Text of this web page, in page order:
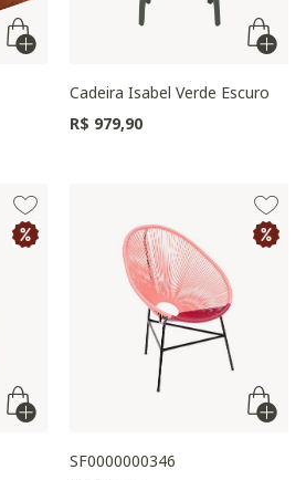
Cadeira Isabel Verde Escuro
R$ 979,90
SF0000000346